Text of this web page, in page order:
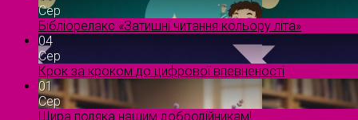
Сер
Бібліорелакс «Затишні читання кольору літа»
04
Сер
Крок за кроком до цифрової впевненості
01
Сер
Щира подяка нашим добродійникам!